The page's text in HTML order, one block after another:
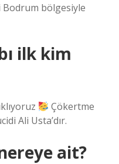
Bodrum bölgesiyle
ilk kim
Çökertme
Ali Usta’dır.
ait?